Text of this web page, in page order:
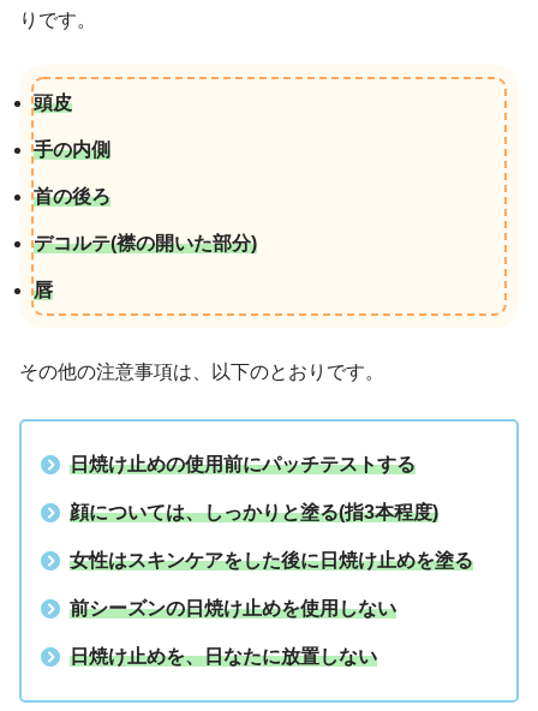
りです。
頭皮
手の内側
首の後ろ
デコルテ(襟の開いた部分)
唇
その他の注意事項は、以下のとおりです。
日焼け止めの使用前にパッチテストする
顔については、しっかりと塗る(指3本程度)
女性はスキンケアをした後に日焼け止めを塗る
前シーズンの日焼け止めを使用しない
日焼け止めを、日なたに放置しない